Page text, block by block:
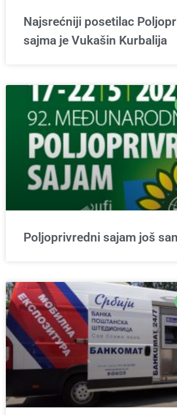
Najsrećniji posetilac
sajma je Vukašin Kurbalija
Poljoprivredni sajam još